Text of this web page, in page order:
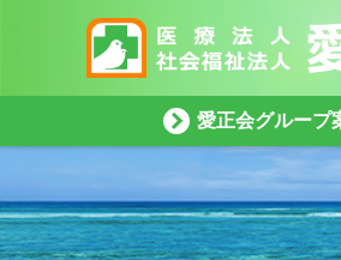
愛正会グループ